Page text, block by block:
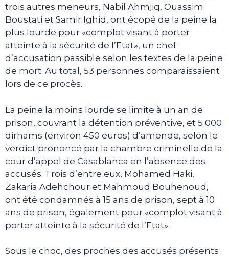
trois autres meneurs, Nabil Ahmjiq, Ouassim
Boustati et Samir Ighid, ont écopé de la peine la
plus lourde pour «complot visant à porter
atteinte à la sécurité de l’Etat», un chef
d’accusation passible selon les textes de la peine
de mort. Au total, 53 personnes comparaissaient
lors de ce procès.
La peine la moins lourde se limite à un an de
prison, couvrant la détention préventive, et 5 000
dirhams (environ 450 euros) d’amende, selon le
verdict prononcé par la chambre criminelle de la
cour d’appel de Casablanca en l’absence des
accusés. Trois d’entre eux, Mohamed Haki,
Zakaria Adehchour et Mahmoud Bouhenoud,
ont été condamnés à 15 ans de prison, sept à 10
ans de prison, également pour «complot visant à
porter atteinte à la sécurité de l’Etat».
Sous le choc, des proches des accusés présents